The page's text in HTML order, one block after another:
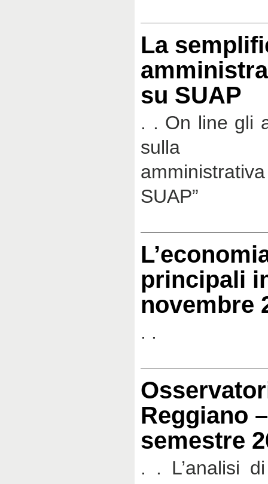
La
su SUAP
. . On line gli
sulla
SUAP”
principali
novembre
. .
Reggiano
semestre
. . L’analisi